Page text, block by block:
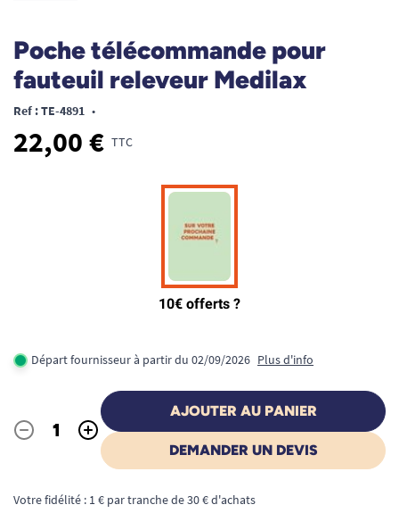
Poche télécommande pour
fauteuil releveur Medilax
Ref : TE-4891 •
22,00 € TTC
Départ fournisseur à partir du 02/09/2026 Plus d'info
Quantité
- +
AJOUTER AU PANIER
DEMANDER UN DEVIS
Votre fidélité : 1 € par tranche de 30 € d'achats